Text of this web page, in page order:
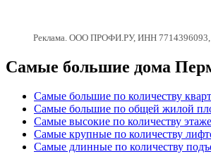
Реклама. ООО ПРОФИ.РУ, ИНН 7714396093,
Самые большие дома
Самые большие по количеству
Самые большие по общей жилой
Самые высокие по количеству
Самые крупные по количеству
Самые длинные по количеству